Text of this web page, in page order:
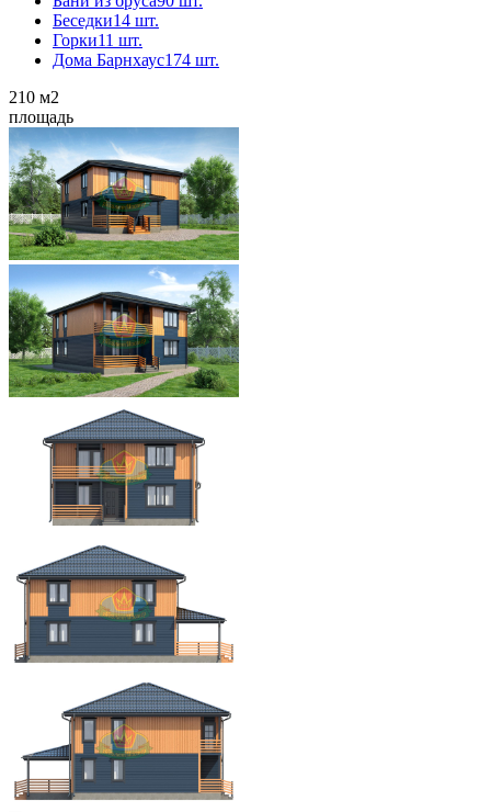
Беседки14 шт.
Горки11 шт.
Дома Барнхаус174 шт.
210 м2
площадь